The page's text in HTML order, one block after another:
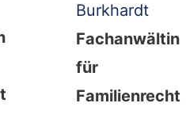
Burkhardt
Fachanwältin
für
Familienrecht